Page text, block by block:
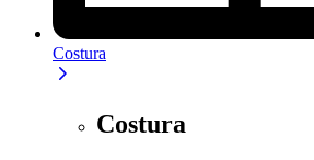
Costura
Costura